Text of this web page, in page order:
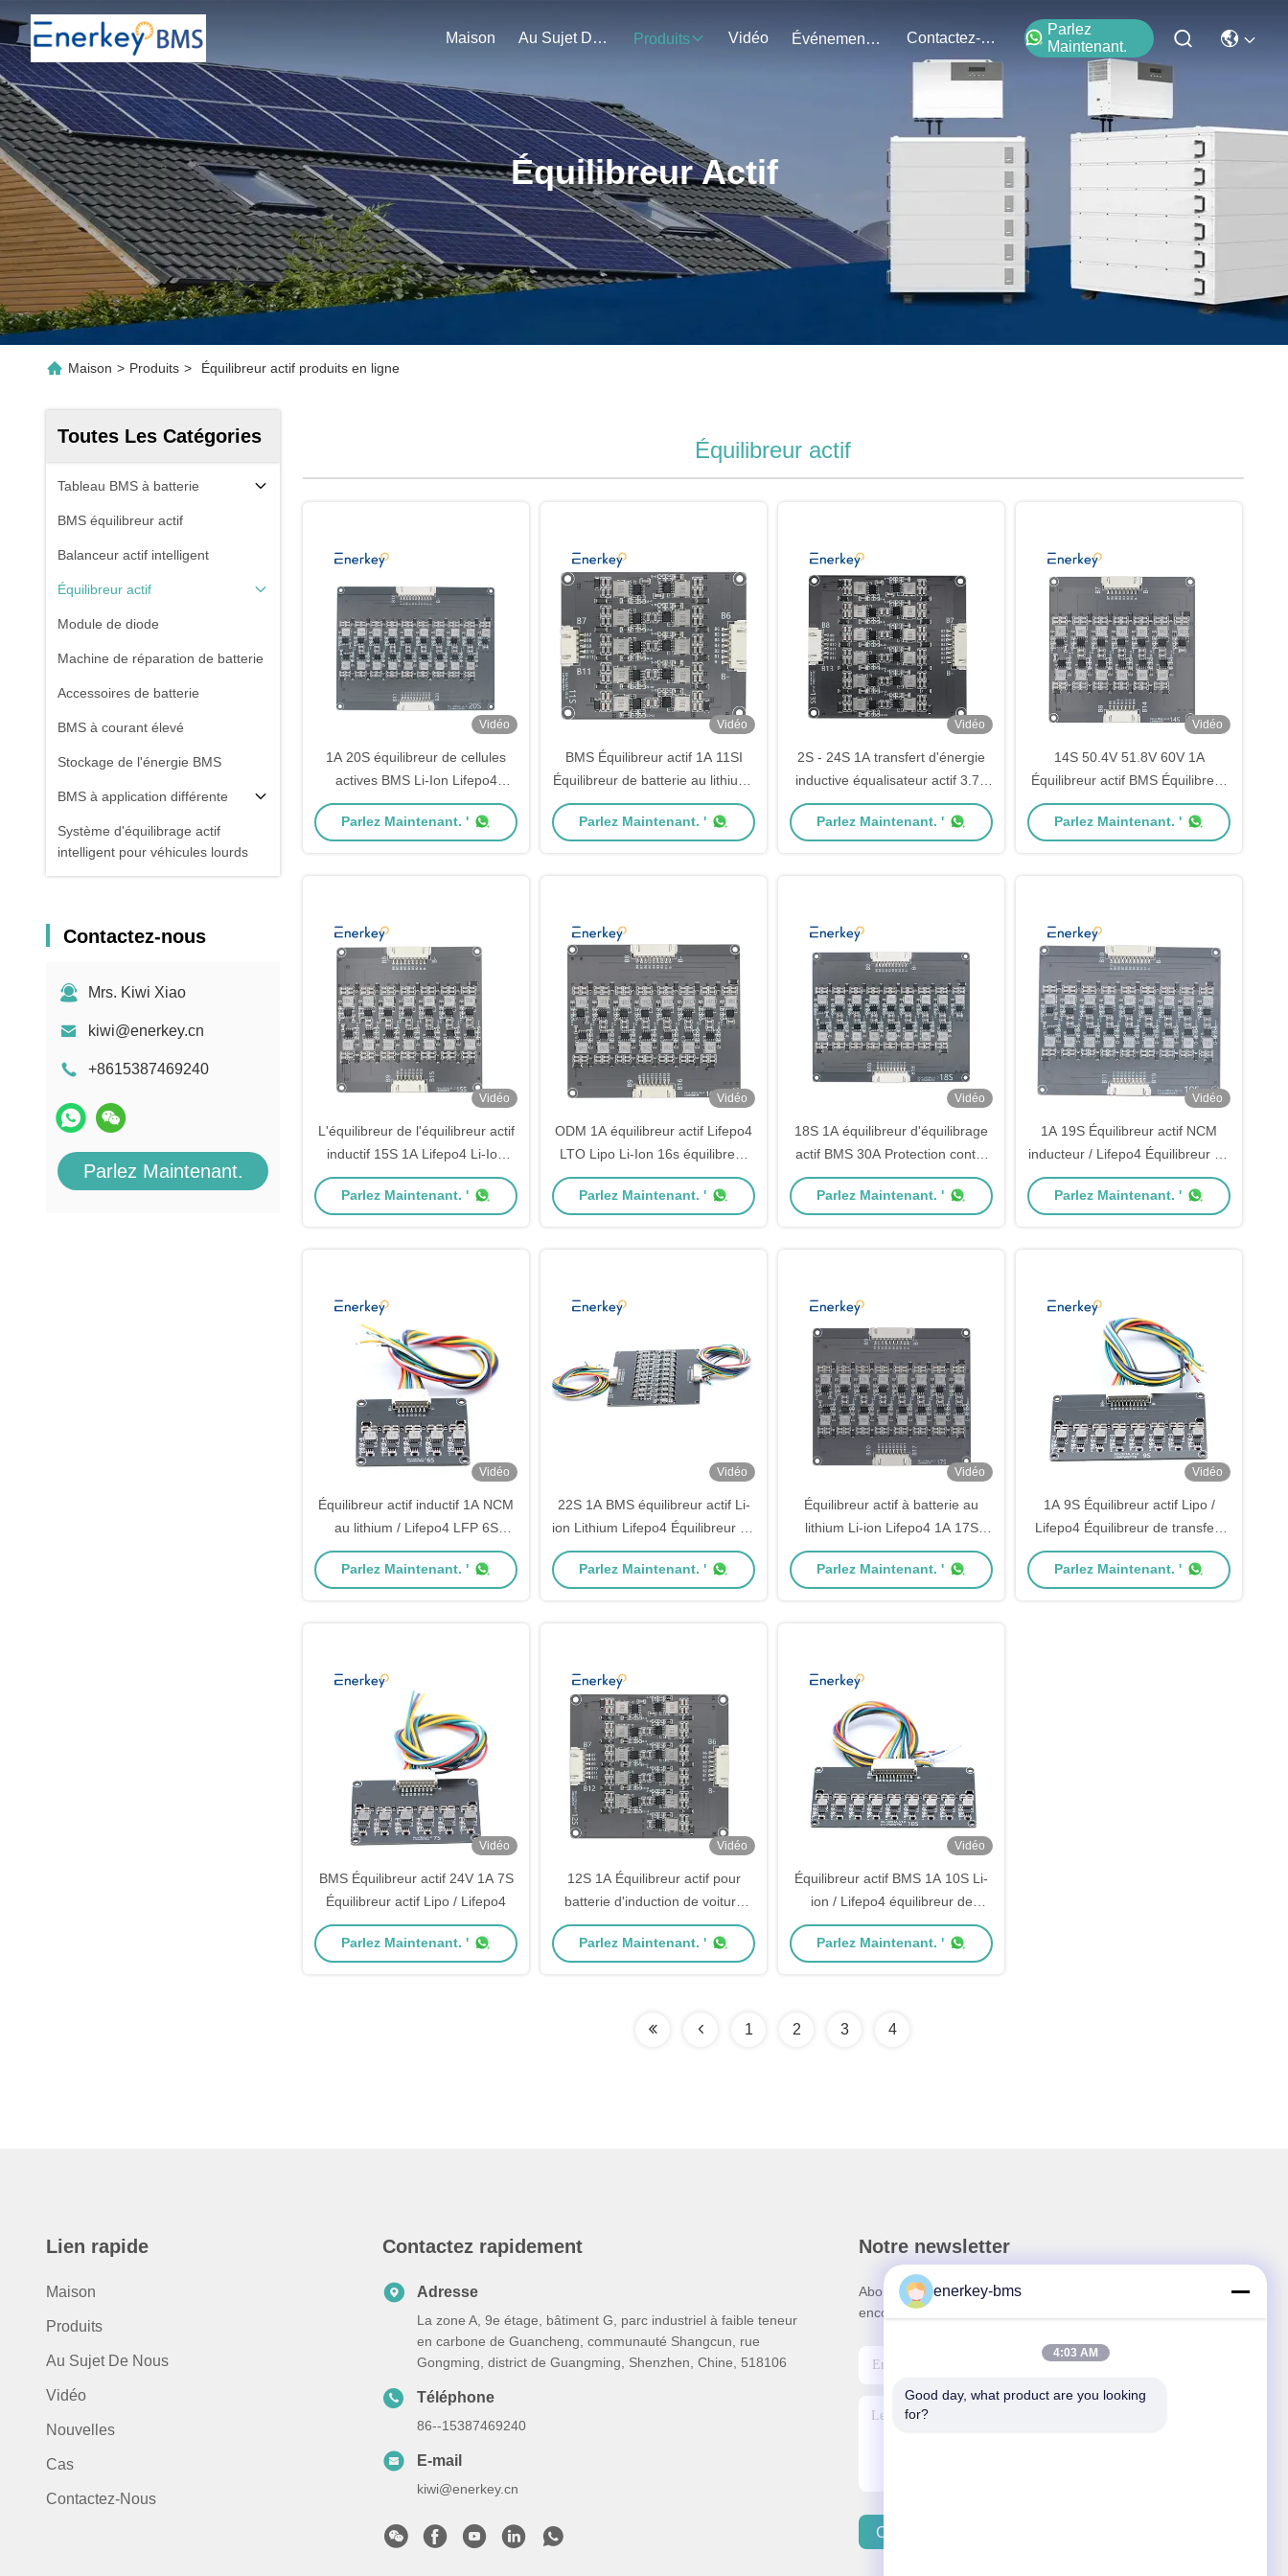
Maison Au Sujet De Nous Produits Vidéo Événements Contactez-Nous
Parlez
Maintenant.
Équilibreur Actif
Maison > Produits > Équilibreur actif produits en ligne
Toutes Les Catégories
Tableau BMS à batterie
BMS équilibreur actif
Balanceur actif intelligent
Équilibreur actif
Module de diode
Machine de réparation de batterie
Accessoires de batterie
BMS à courant élevé
Stockage de l'énergie BMS
BMS à application différente
Système d'équilibrage actif
intelligent pour véhicules lourds
Contactez-nous
Mrs. Kiwi Xiao
kiwi@enerkey.cn
+8615387469240
Parlez Maintenant.
Équilibreur actif
Vidéo
1A 20S équilibreur de cellules
actives BMS Li-Ion Lifepo4
Équilibreur de batterie pour
scooter
Parlez Maintenant. '
Vidéo
BMS Équilibreur actif 1A 11SI
Équilibreur de batterie au lithium-
ion / Lifepo4 inducteur pour robot
Parlez Maintenant. '
Vidéo
2S - 24S 1A transfert d'énergie
inductive équalisateur actif 3.7V
Lipo / 3.2V Lifepo4 batterie
Parlez Maintenant. '
Vidéo
14S 50.4V 51.8V 60V 1A
Équilibreur actif BMS Équilibreur
de batterie Li-ion inducteur LFP
Lipo
Parlez Maintenant. '
Vidéo
L'équilibreur de l'équilibreur actif
inductif 15S 1A Lifepo4 Li-Ion
Battery Pack pour aspirateur
Parlez Maintenant. '
Vidéo
ODM 1A équilibreur actif Lifepo4
LTO Lipo Li-Ion 16s équilibreur
de batterie
Parlez Maintenant. '
Vidéo
18S 1A équilibreur d'équilibrage
actif BMS 30A Protection contre
les décharges
Parlez Maintenant. '
Vidéo
1A 19S Équilibreur actif NCM
inducteur / Lifepo4 Équilibreur de
batterie pour le stockage
d'énergie
Parlez Maintenant. '
Vidéo
Équilibreur actif inductif 1A NCM
au lithium / Lifepo4 LFP 6S
équilibreur de batterie
Parlez Maintenant. '
Vidéo
22S 1A BMS équilibreur actif Li-
ion Lithium Lifepo4 Équilibreur de
batterie pour scooter électrique
Parlez Maintenant. '
Vidéo
Équilibreur actif à batterie au
lithium Li-ion Lifepo4 1A 17S
BMS Équilibreur de transfert
d'énergie
Parlez Maintenant. '
Vidéo
1A 9S Équilibreur actif Lipo /
Lifepo4 Équilibreur de transfert
d'énergie de la batterie
Parlez Maintenant. '
Vidéo
BMS Équilibreur actif 24V 1A 7S
Équilibreur actif Lipo / Lifepo4
Parlez Maintenant. '
Vidéo
12S 1A Équilibreur actif pour
batterie d'induction de voiture
AGV Cascade de support
d'équilibrage actif
Parlez Maintenant. '
Vidéo
Équilibreur actif BMS 1A 10S Li-
ion / Lifepo4 équilibreur de
cellules de batterie pour vélo
électrique
Parlez Maintenant. '
1 2 3 4
Lien rapide
Maison
Produits
Au Sujet De Nous
Vidéo
Nouvelles
Cas
Contactez-Nous
Contactez rapidement
Adresse
La zone A, 9e étage, bâtiment G, parc industriel à faible teneur
en carbone de Guancheng, communauté Shangcun, rue
Gongming, district de Guangming, Shenzhen, Chine, 518106
Téléphone
86--15387469240
E-mail
kiwi@enerkey.cn
Notre newsletter
Abonnez-vous à notre newsletter pour des réductions et plus
encore.
Contactez-Nous
enerkey-bms
4:03 AM
Good day, what product are you looking
for?